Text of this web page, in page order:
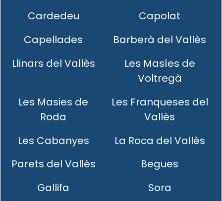
Cardedeu
Capolat
Capellades
Barberà del Vallès
Llinars del Vallès
Les Masíes de
Voltregà
Les Masies de
Roda
Les Franqueses del
Vallès
Les Cabanyes
La Roca del Vallès
Parets del Vallès
Begues
Gallifa
Sora